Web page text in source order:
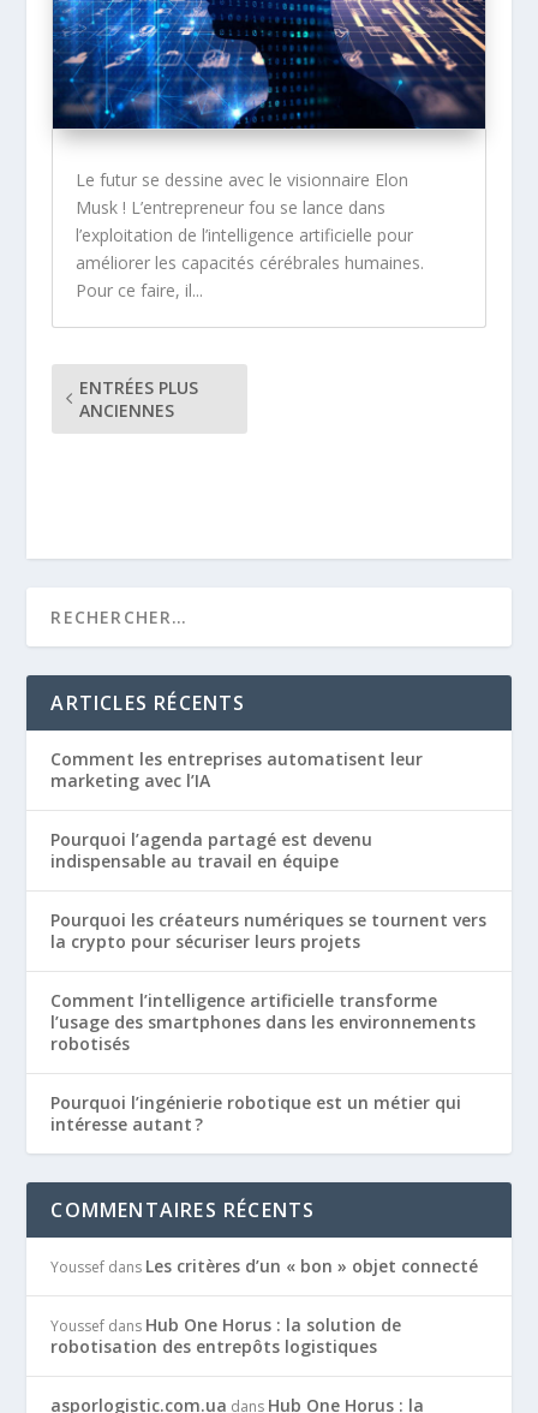
Le futur se dessine avec le visionnaire Elon
Musk ! L’entrepreneur fou se lance dans
l’exploitation de l’intelligence artificielle pour
améliorer les capacités cérébrales humaines.
Pour ce faire, il...
ENTRÉES PLUS
ANCIENNES
ARTICLES RÉCENTS
Comment les entreprises automatisent leur
marketing avec l’IA
Pourquoi l’agenda partagé est devenu
indispensable au travail en équipe
Pourquoi les créateurs numériques se tournent vers
la crypto pour sécuriser leurs projets
Comment l’intelligence artificielle transforme
l’usage des smartphones dans les environnements
robotisés
Pourquoi l’ingénierie robotique est un métier qui
intéresse autant ?
COMMENTAIRES RÉCENTS
Youssef dans Les critères d’un « bon » objet connecté
Youssef dans Hub One Horus : la solution de
robotisation des entrepôts logistiques
asporlogistic.com.ua dans Hub One Horus : la